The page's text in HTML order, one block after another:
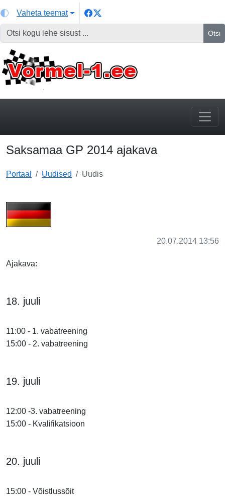
Vaheta teemat
Otsi
Saksamaa GP 2014 ajakava
Portaal Uudised Uudis
20.07.2014 13:56
Ajakava:
18. juuli
11:00 - 1. vabatreening
15:00 - 2. vabatreening
19. juuli
12:00 -3. vabatreening
15:00 - Kvalifikatsioon
20. juuli
15:00 - Võistlussõit